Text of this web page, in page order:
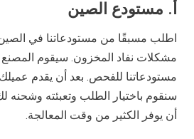
أ. مستودع الصين
اطلب مسبقًا من مستودعاتنا في
مشكلات نفاد المخزون. سيقوم المصنع
مستودعاتنا للفحص. بعد أن يقدم
سنقوم باختيار الطلب وتعبئته وشحنه
أن يوفر الكثير من وقت المعالجة.